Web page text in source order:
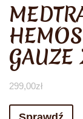
299,00zł